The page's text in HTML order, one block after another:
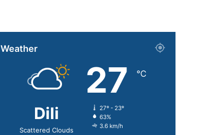
Weather
Dili
Scattered Clouds
27 ℃
27º - 23º
63%
3.6 km/h